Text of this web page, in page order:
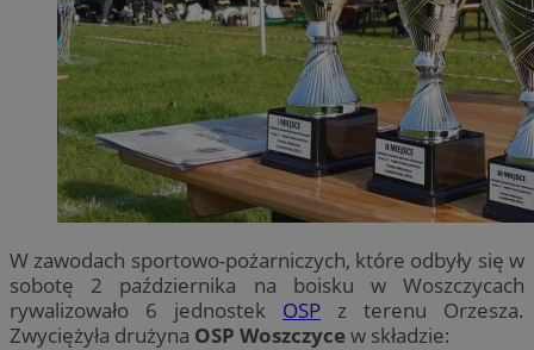
W zawodach sportowo-pożarniczych, które odbyły się w
sobotę 2 października na boisku w Woszczycach
rywalizowało 6 jednostek OSP z terenu Orzesza.
Zwyciężyła drużyna OSP Woszczycew składzie: